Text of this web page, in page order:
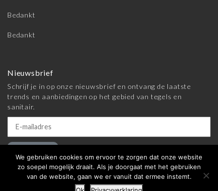
Bedankt
Bedankt
Nieuwsbrief
Schrijf je in op onze nieuwsbrief en ontvang de laatste
trends en aanbiedingen op het gebied van tegels en
sanitair.
© 2026 Meijer Tegels & Sanitair |Algemene voorwaarden
We gebruiken cookies om ervoor te zorgen dat onze website
zo soepel mogelijk draait. Als je doorgaat met het gebruiken
van de website, gaan we er vanuit dat ermee instemt.